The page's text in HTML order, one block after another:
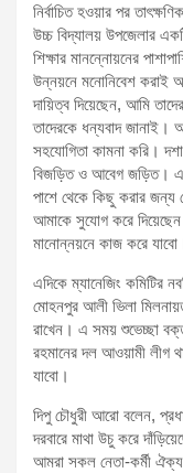
নির্বাচিত হওয়ার পর
উচ্চ বিদ্যালয় উপজেলার
শিক্ষার মানন্নোয়নের
উন্নয়নে মনোনিবেশ করাই
দায়িত্ব দিয়েছেন, আমি
তাদেরকে ধন্যবাদ জানাই।
সহযোগিতা কামনা করি।
বিজড়িত ও আবেগ জড়িত। এ
পাশে থেকে কিছু করার জন্য
আমাকে সুযোগ করে
মানোন্নয়নে কাজ করে
এদিকে ম্যানেজিং কমিটির
মোহনপুর আলী ভিলা
রাখেন। এ সময় শুভেচ্ছা
রহমানের দল আওয়ামী লীগ
যাবো।
দিপু চৌধুরী আরো বলেন,
দরবারে মাথা উচু করে
আমরা সকল নেতা-কর্মী